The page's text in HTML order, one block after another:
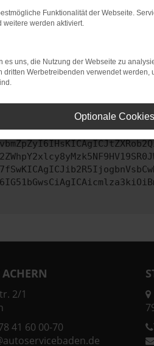
bestimmter Seiten
beheben.
auf dem neuesten Stand
kann auch dazu führen,
uns bitte. Wir werden
2/1
41 60 00-70
Funktionalität der Webseite.
weitere werden aktiviert.
es uns, die Nutzung der Webseite zu
dritten Werbetreibenden verwendet
Optionale